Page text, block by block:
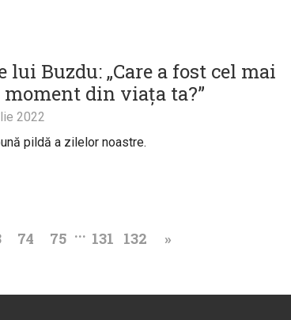
lui Buzdu: „Care a fost cel mai
din viața ta?”
2022
pildă a zilelor noastre.
74 75 ... 131 132 »